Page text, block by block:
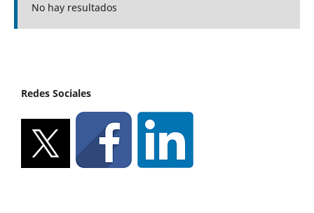
No hay resultados
Redes Sociales